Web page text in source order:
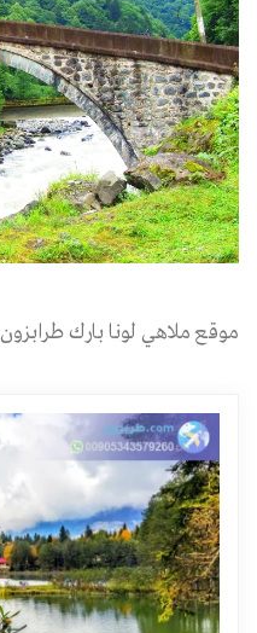
موقع ملاهي لونا بارك طرابزون